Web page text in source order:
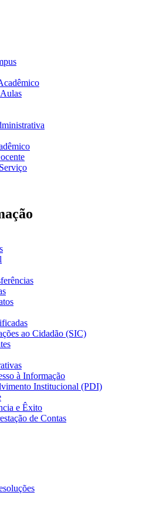
ao Cidadão (SIC)
à Informação
Institucional (PDI)
e Êxito
de Contas